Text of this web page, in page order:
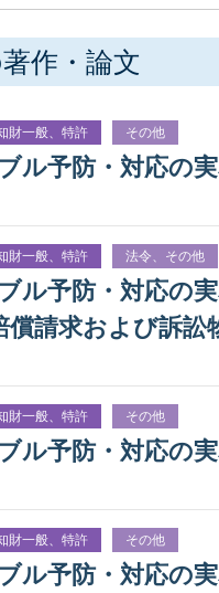
作・論文
財一般、特許 その他
予防・対応の
財一般、特許 法令、その他
予防・対応の
償請求および訴訟
財一般、特許 その他
予防・対応の
財一般、特許 その他
予防・対応の